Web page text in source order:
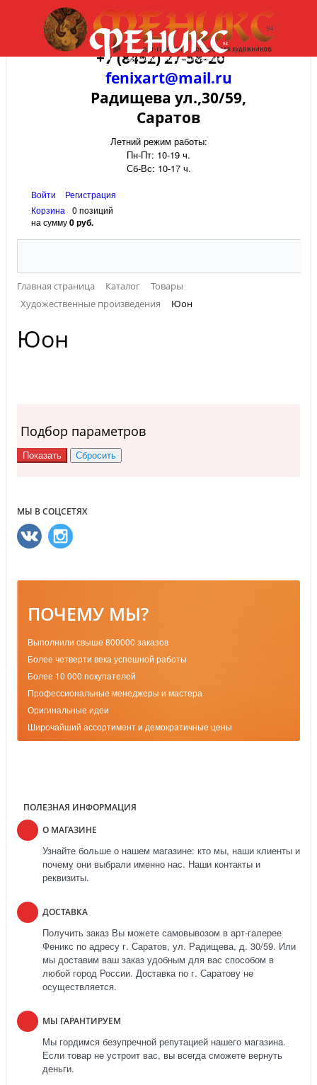
+7 (8452) 27-58-20
fenixart@mail.ru
Радищева ул.,30/59,
Саратов
Летний режим работы:
Пн-Пт: 10-19 ч.
Сб-Вс: 10-17 ч.
Войти
Регистрация
Корзина
0 позиций
на сумму0 руб.
Главная страница Каталог
Товары
Художественные произведения
Юон
Юон
Подбор параметров
МЫ В СОЦСЕТЯХ
ПОЧЕМУ МЫ?
Выполнили свыше 800000 заказов
Более четверти века успешной работы
Более 10 000 покупателей
Профессиональные менеджеры и мастера
Оригинальные идеи
Широчайший ассортимент и демократичные цены
ПОЛЕЗНАЯ ИНФОРМАЦИЯ
О МАГАЗИНЕ
Узнайте больше о нашем магазине: кто мы, наши клиенты и
почему они выбрали именно нас. Наши контакты и
реквизиты.
ДОСТАВКА
Получить заказ Вы можете самовывозом в арт-галерее
Феникс по адресу г. Саратов, ул. Радищева, д. 30/59. Или
мы доставим ваш заказ удобным для вас способом в
любой город России. Доставка по г. Саратову не
осуществляется.
МЫ ГАРАНТИРУЕМ
Мы гордимся безупречной репутацией нашего магазина.
Если товар не устроит вас, вы всегда сможете вернуть
деньги.